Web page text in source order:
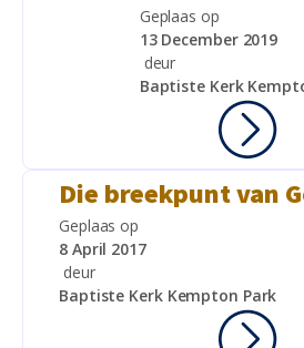
Geplaas op
13 December 2019
deur
Baptiste Kerk
Die breekpunt van
Geplaas op
8 April 2017
deur
Baptiste Kerk Kempton Park